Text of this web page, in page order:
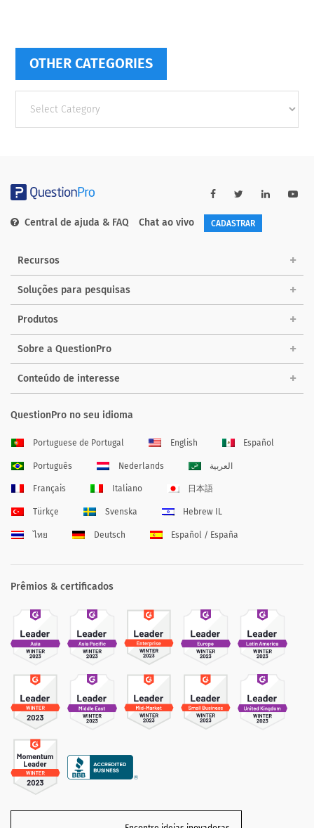
OTHER CATEGORIES
categories
Central de ajuda & FAQ Chat ao vivo CADASTRAR
Recursos
Soluções para pesquisas
Produtos
Sobre a QuestionPro
Conteúdo de interesse
QuestionPro no seu idioma
Portuguese de Portugal English Español
Português Nederlands العربية
Français Italiano 日本語
Türkçe Svenska Hebrew IL
ไทย Deutsch Español / España
Prêmios & certificados